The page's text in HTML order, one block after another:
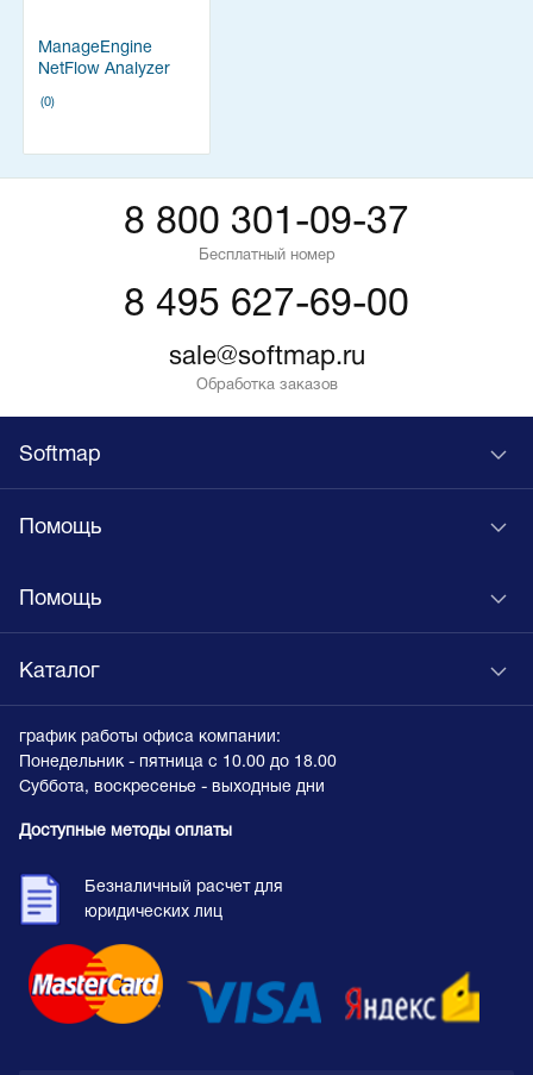
ManageEngine
NetFlow Analyzer
(0)
8 800 301-09-37
Бесплатный номер
8 495 627-69-00
sale@softmap.ru
Обработка заказов
Softmap
Помощь
Помощь
Каталог
график работы офиса компании:
Понедельник - пятница с 10.00 до 18.00
Суббота, воскресенье - выходные дни
Доступные методы оплаты
Безналичный расчет для
юридических лиц